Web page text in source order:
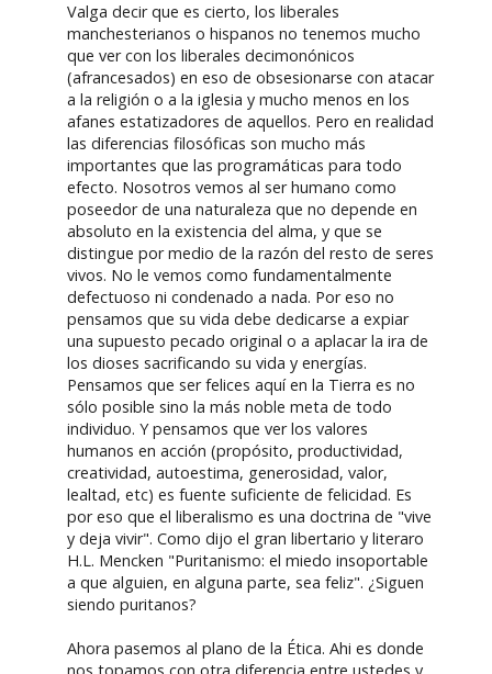
Valga decir que es cierto, los liberales
manchesterianos o hispanos no tenemos mucho
que ver con los liberales decimonónicos
(afrancesados) en eso de obsesionarse con atacar
a la religión o a la iglesia y mucho menos en los
afanes estatizadores de aquellos. Pero en realidad
las diferencias filosóficas son mucho más
importantes que las programáticas para todo
efecto. Nosotros vemos al ser humano como
poseedor de una naturaleza que no depende en
absoluto en la existencia del alma, y que se
distingue por medio de la razón del resto de seres
vivos. No le vemos como fundamentalmente
defectuoso ni condenado a nada. Por eso no
pensamos que su vida debe dedicarse a expiar
una supuesto pecado original o a aplacar la ira de
los dioses sacrificando su vida y energías.
Pensamos que ser felices aquí en la Tierra es no
sólo posible sino la más noble meta de todo
individuo. Y pensamos que ver los valores
humanos en acción (propósito, productividad,
creatividad, autoestima, generosidad, valor,
lealtad, etc) es fuente suficiente de felicidad. Es
por eso que el liberalismo es una doctrina de "vive
y deja vivir". Como dijo el gran libertario y literaro
H.L. Mencken "Puritanismo: el miedo insoportable
a que alguien, en alguna parte, sea feliz". ¿Siguen
siendo puritanos?
Ahora pasemos al plano de la Ética. Ahi es donde